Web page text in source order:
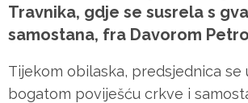
Travnika, gdje se susrela s
samostana, fra Davorom
Tijekom obilaska, predsjednica se
bogatom poviješću crkve i